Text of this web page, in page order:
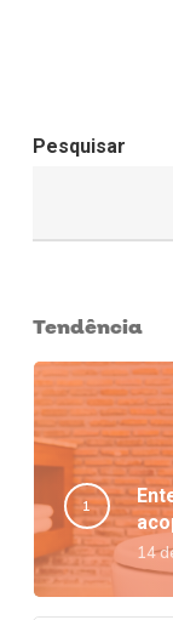
Pesquisar
Tendência
14